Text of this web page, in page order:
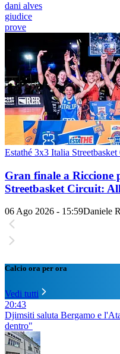
dani alves
giudice
prove
Estathé 3x3 Italia
Gran finale a Riccione
Streetbasket Circuit:
06 Ago 2026 - 15:59Daniele
Calcio ora per ora
Vedi tutti
20:43
Djimsiti saluta Bergamo e
dentro"